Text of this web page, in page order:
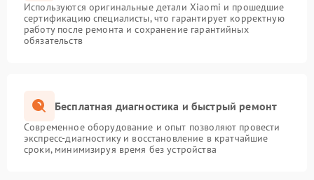
Используются оригинальные детали Xiaomi и прошедшие
сертификацию специалисты, что гарантирует корректную
работу после ремонта и сохранение гарантийных
обязательств
Бесплатная диагностика и быстрый ремонт
Современное оборудование и опыт позволяют провести
экспресс-диагностику и восстановление в кратчайшие
сроки, минимизируя время без устройства